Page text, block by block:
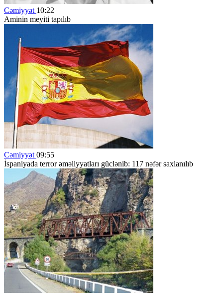
Cəmiyyət 10:22
Aminin meyiti tapılıb
Cəmiyyət 09:55
İspaniyada terror əməliyyatları güclənib: 117 nəfər saxlanılıb